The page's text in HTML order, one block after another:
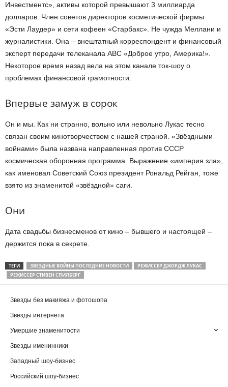
Инвестментс», активы которой превышают 3 миллиарда
долларов. Член советов директоров косметической фирмы
«Эсти Лаудер» и сети кофеен «Старбакс». Не чужда Меллани и
журналистики. Она – внештатный корреспондент и финансовый
эксперт передачи телеканала ABC «Доброе утро, Америка!».
Некоторое время назад вела на этом канале ток-шоу о
проблемах финансовой грамотности.
Впервые замуж в сорок
Он и мы. Как ни странно, вольно или невольно Лукас тесно
связан своим кинотворчеством с нашей страной. «Звёздными
войнами» была названа направленная против СССР
космическая оборонная программа. Выражение «империя зла»,
как именовал Советский Союз президент Рональд Рейган, тоже
взято из знаменитой «звёздной» саги.
Они
Дата свадьбы бизнесменов от кино – бывшего и настоящей –
держится пока в секрете.
ТЕГИ ЗВЕЗДНЫЕ ВОЙНЫ ПОСЛЕДНИЕ НОВОСТИ
РЕЖИССЕР ДЖОРДЖ ЛУКАС
РЕЖИССЕР СТИВЕН СПИЛБЕРГ
Звезды без макияжа и фотошопа
Звезды интернета
Умершие знаменитости
Звезды именинники
Западный шоу-бизнес
Российский шоу-бизнес